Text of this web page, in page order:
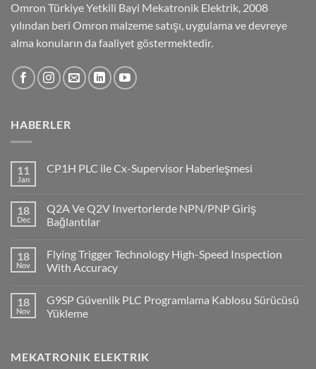
Omron Türkiye Yetkili Bayi Mekatronik Elektrik, 2008
yılından beri Omron malzeme satışı, uygulama ve devreye
alma konuların da faaliyet göstermektedir.
HABERLER
11
Jan
CP1H PLC ile Cx-Supervisor Haberleşmesi
CP1H
PLC
ile
Haberleşmesi
18
Dec
Q2A Ve Q2V Invertorlerde NPN/PNP Giriş
Bağlantılar
on
Q2A
Ve
NPN/PNP
Giriş
Bağlantılar
18
Nov
Flying Trigger Technology High-Speed Inspection
With Accuracy
on
Flying
Trigger
Inspection
With
18
Nov
G9SP Güvenlik PLC Programlama Kablosu Sürücüsü
Yükleme
G9SP
Güvenlik
MEKATRONIK ELEKTRIK